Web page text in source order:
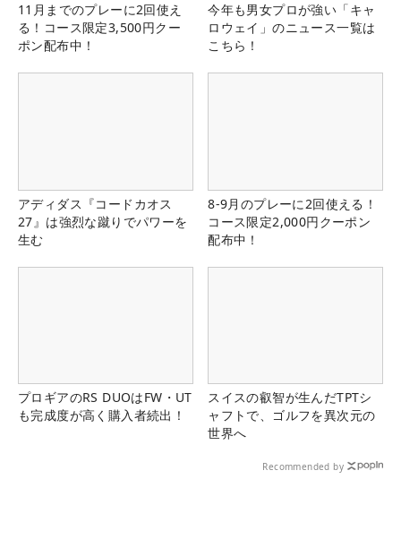
11月までのプレーに2回使え
る！コース限定3,500円クー
ポン配布中！
今年も男女プロが強い「キャ
ロウェイ」のニュース一覧は
こちら！
アディダス『コードカオス
27』は強烈な蹴りでパワーを
生む
8-9月のプレーに2回使える！
コース限定2,000円クーポン
配布中！
プロギアのRS DUOはFW・UT
も完成度が高く購入者続出！
スイスの叡智が生んだTPTシ
ャフトで、ゴルフを異次元の
世界へ
Recommended by